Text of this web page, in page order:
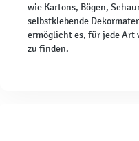
wie Kartons, Bögen,
selbstklebende
ermöglicht es, für jede Art
zu finden.